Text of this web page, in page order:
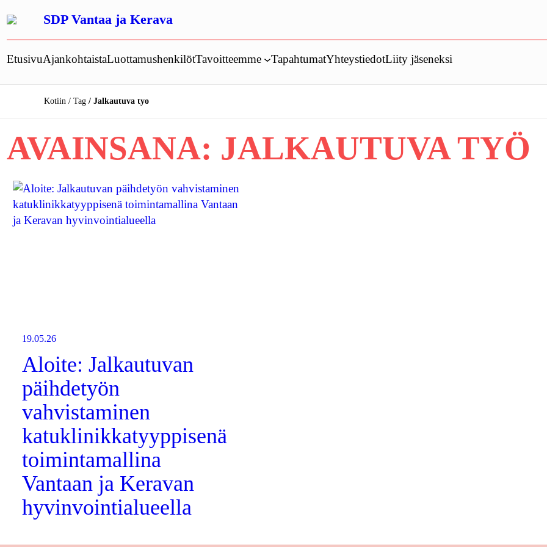
sisältöön
SDP Vantaa ja Kerava
EtusivuAjankohtaistaLuottamushenkilötTavoitteemme TapahtumatYhteystiedotLiity jäseneksi
Kotiin Tag Jalkautuva tyo
AVAINSANA: JALKAUTUVA TYÖ
19.05.26
Aloite: Jalkautuvan
päihdetyön
vahvistaminen
katuklinikkatyyppisenä
toimintamallina
Vantaan ja Keravan
hyvinvointialueella